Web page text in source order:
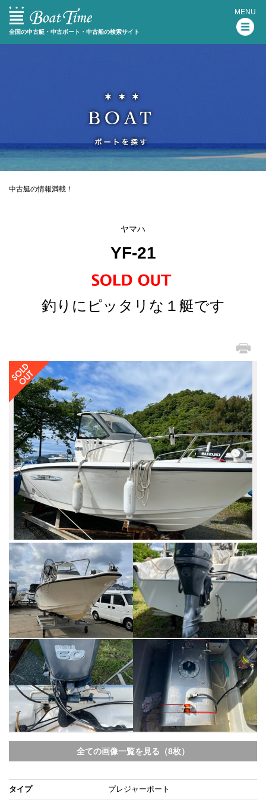
全国の中古艇・中古ボート・中古船の検索サイト
MENU
中古艇の情報満載！
ヤマハ
YF-21
釣りにピッタリな１艇です
全ての画像一覧を見る（8枚）
タイプ プレジャーボート